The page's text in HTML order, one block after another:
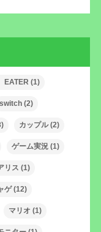
(1)
switch(2)
カップル(2)
ゲーム実況(1)
リス (1)
ゲ(12)
マリオ (1)